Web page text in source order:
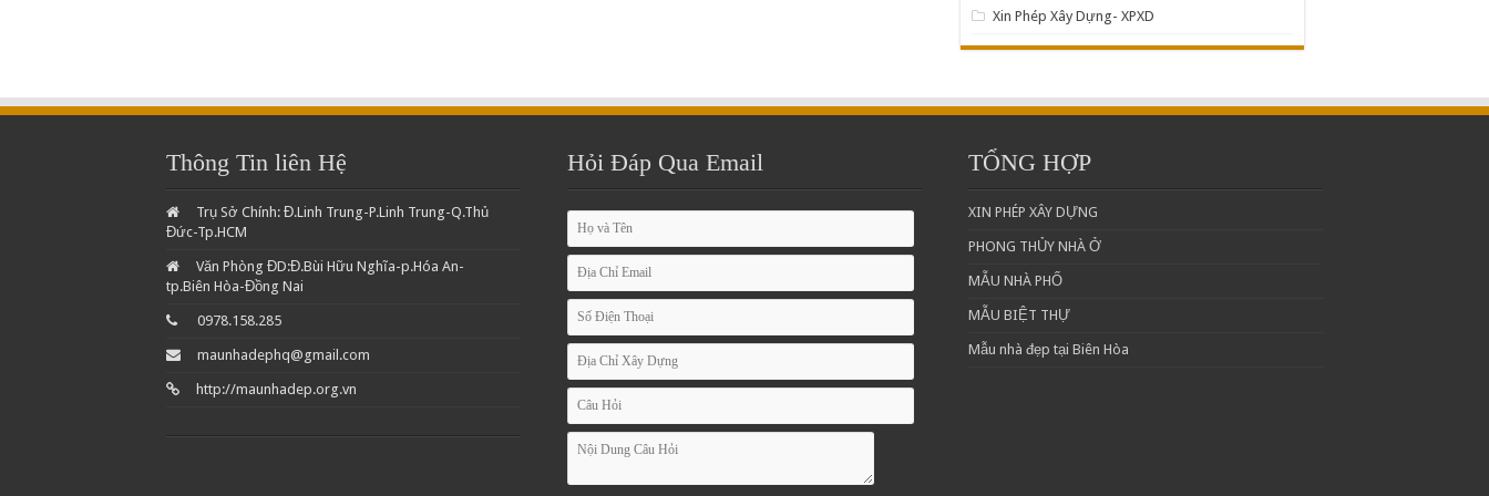
Xin Phép Xây Dựng- XPXD
Thông Tin liên Hệ
Trụ Sở Chính: Đ.Linh Trung-P.Linh Trung-Q.Thủ
Đức-Tp.HCM
Văn Phòng ĐD:Đ.Bùi Hữu Nghĩa-p.Hóa An-
tp.Biên Hòa-Đồng Nai
0978.158.285
maunhadephq@gmail.com
http://maunhadep.org.vn
Hỏi Đáp Qua Email TỔNG HỢP
XIN PHÉP XÂY DỰNG
PHONG THỦY NHÀ Ở
MẪU NHÀ PHỐ
MẪU BIỆT THỰ
Mẫu nhà đẹp tại Biên Hòa